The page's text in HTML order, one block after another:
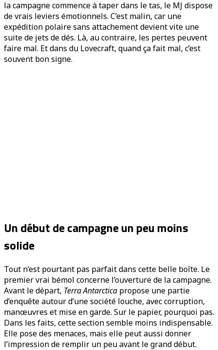
la campagne commence à taper dans le tas, le MJ dispose
de vrais leviers émotionnels. C’est malin, car une
expédition polaire sans attachement devient vite une
suite de jets de dés. Là, au contraire, les pertes peuvent
faire mal. Et dans du Lovecraft, quand ça fait mal, c’est
souvent bon signe.
Un début de campagne un peu moins
solide
Tout n’est pourtant pas parfait dans cette belle boîte. Le
premier vrai bémol concerne l’ouverture de la campagne.
Avant le départ, Terra Antarctica propose une partie
d’enquête autour d’une société louche, avec corruption,
manœuvres et mise en garde. Sur le papier, pourquoi pas.
Dans les faits, cette section semble moins indispensable.
Elle pose des menaces, mais elle peut aussi donner
l’impression de remplir un peu avant le grand début.